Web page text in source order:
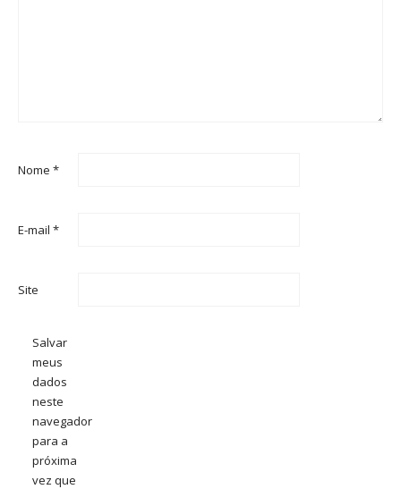
Nome *
E-mail *
Site
Salvar
meus
dados
neste
navegador
para a
próxima
vez que